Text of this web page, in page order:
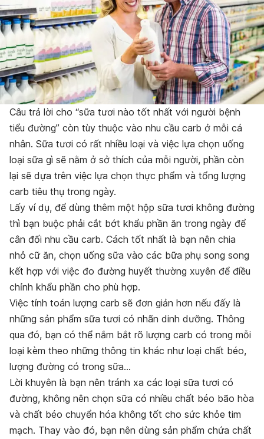
Câu trả lời cho “sữa tươi nào tốt nhất với người bệnh
tiểu đường” còn tùy thuộc vào nhu cầu carb ở mỗi cá
nhân. Sữa tươi có rất nhiều loại và việc lựa chọn uống
loại sữa gì sẽ nằm ở sở thích của mỗi người, phần còn
lại sẽ dựa trên việc lựa chọn thực phẩm và tổng lượng
carb tiêu thụ trong ngày.
Lấy ví dụ, để dùng thêm một hộp sữa tươi không đường
thì bạn buộc phải cắt bớt khẩu phần ăn trong ngày để
cân đối nhu cầu carb. Cách tốt nhất là bạn nên chia
nhỏ cữ ăn, chọn uống sữa vào các bữa phụ song song
kết hợp với việc đo đường huyết thường xuyên để điều
chỉnh khẩu phần cho phù hợp.
Việc tính toán lượng carb sẽ đơn giản hơn nếu đấy là
những sản phẩm sữa tươi có nhãn dinh dưỡng. Thông
qua đó, bạn có thể nắm bắt rõ lượng carb có trong mỗi
loại kèm theo những thông tin khác như loại chất béo,
lượng đường có trong sữa…
Lời khuyên là bạn nên tránh xa các loại sữa tươi có
đường, không nên chọn sữa có nhiều chất béo bão hòa
và chất béo chuyển hóa không tốt cho sức khỏe tim
mạch. Thay vào đó, bạn nên dùng sản phẩm chứa chất